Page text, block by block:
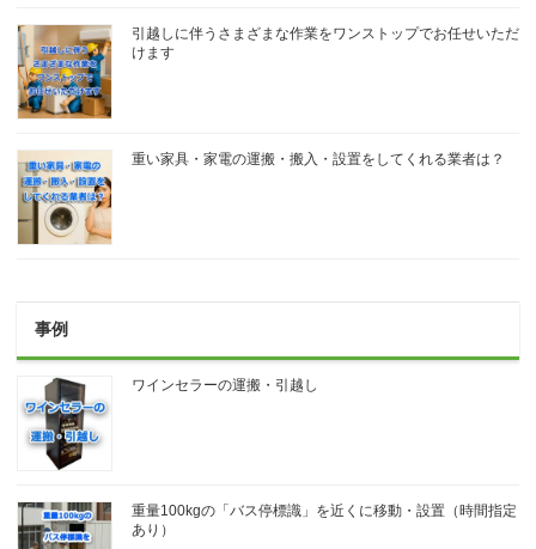
引越しに伴うさまざまな作業をワンストップでお任せいただ
けます
重い家具・家電の運搬・搬入・設置をしてくれる業者は？
事例
ワインセラーの運搬・引越し
重量100kgの「バス停標識」を近くに移動・設置（時間指定
あり）